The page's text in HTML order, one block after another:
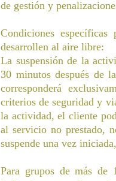
de gestión y
Condiciones
desarrollen al aire libre:
La suspensión de la
30 minutos después de
corresponderá
criterios de seguridad y
la actividad, el cliente
al servicio no prestado,
suspende una vez
Para grupos de más de